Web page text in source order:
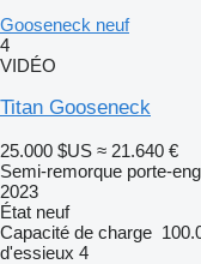
Gooseneck neuf
4
VIDÉO
Titan Gooseneck
25.000 $US ≈ 21.640 €
Semi-remorque porte-
2023
État neuf
Capacité de charge
d'essieux 4